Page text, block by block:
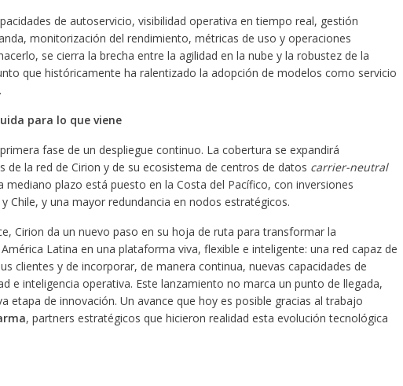
de autoservicio, visibilidad operativa en tiempo real, gestión
monitorización del rendimiento, métricas de uso y operaciones
se cierra la brecha entre la agilidad en la nube y la robustez de la
que históricamente ha ralentizado la adopción de modelos como servicio
para lo que viene
fase de un despliegue continuo. La cobertura se expandirá
de la red de Cirion y de su ecosistema de centros de datos carrier-neutral
mediano plazo está puesto en la Costa del Pacífico, con inversiones
Chile, y una mayor redundancia en nodos estratégicos.
Cirion da un nuevo paso en su hoja de ruta para transformar la
Latina en una plataforma viva, flexible e inteligente: una red capaz de
clientes y de incorporar, de manera continua, nuevas capacidades de
e inteligencia operativa. Este lanzamiento no marca un punto de llegada,
etapa de innovación. Un avance que hoy es posible gracias al trabajo
, partners estratégicos que hicieron realidad esta evolución tecnológica